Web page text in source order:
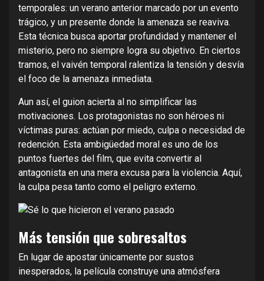
temporales: un verano anterior marcado por un evento
trágico, y un presente donde la amenaza se reaviva.
Esta técnica busca aportar profundidad y mantener el
misterio, pero no siempre logra su objetivo. En ciertos
tramos, el vaivén temporal ralentiza la tensión y desvía
el foco de la amenaza inmediata.
Aun así, el guion acierta al no simplificar las
motivaciones. Los protagonistas no son héroes ni
víctimas puras: actúan por miedo, culpa o necesidad de
redención. Esta ambigüedad moral es uno de los
puntos fuertes del film, que evita convertir al
antagonista en una mera excusa para la violencia. Aquí,
la culpa pesa tanto como el peligro externo.
Más tensión que sobresaltos
En lugar de apostar únicamente por sustos
inesperados, la película construye una atmósfera